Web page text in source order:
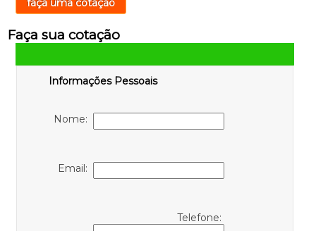
faça uma cotação
Faça sua cotação
Informações Pessoais
Nome:
Email:
Telefone: